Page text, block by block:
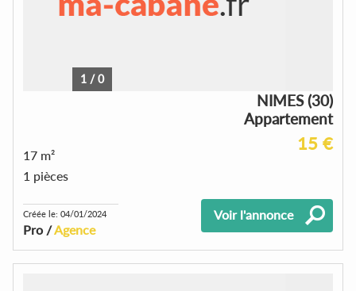
1 /0
NIMES (30)
Appartement
15 €
17 m²
1 pièces
Créée le: 04/01/2024
Pro /Agence
Voir l'annonce